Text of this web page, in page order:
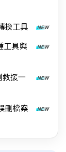
換工具
工具與
救援一
刪檔案